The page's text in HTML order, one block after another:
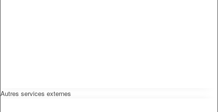
Autres services externes